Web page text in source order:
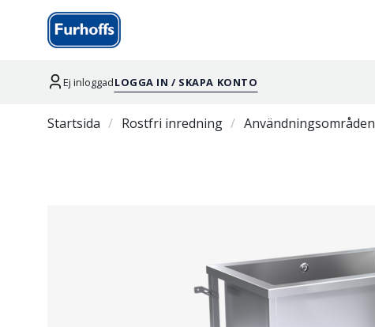
Ej inloggadLOGGA IN / SKAPA KONTO
Startsida Rostfri inredning Användningsområden